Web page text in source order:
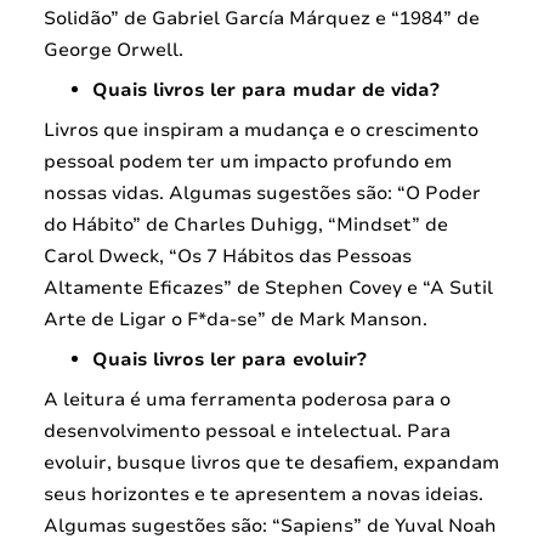
Solidão” de Gabriel García Márquez e “1984” de
George Orwell.
Quais livros ler para mudar de vida?
Livros que inspiram a mudança e o crescimento
pessoal podem ter um impacto profundo em
nossas vidas. Algumas sugestões são: “O Poder
do Hábito” de Charles Duhigg, “Mindset” de
Carol Dweck, “Os 7 Hábitos das Pessoas
Altamente Eficazes” de Stephen Covey e “A Sutil
Arte de Ligar o F*da-se” de Mark Manson.
Quais livros ler para evoluir?
A leitura é uma ferramenta poderosa para o
desenvolvimento pessoal e intelectual. Para
evoluir, busque livros que te desafiem, expandam
seus horizontes e te apresentem a novas ideias.
Algumas sugestões são: “Sapiens” de Yuval Noah